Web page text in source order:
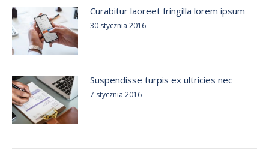
Curabitur laoreet fringilla lorem ipsum
30 stycznia 2016
Suspendisse turpis ex ultricies nec
7 stycznia 2016